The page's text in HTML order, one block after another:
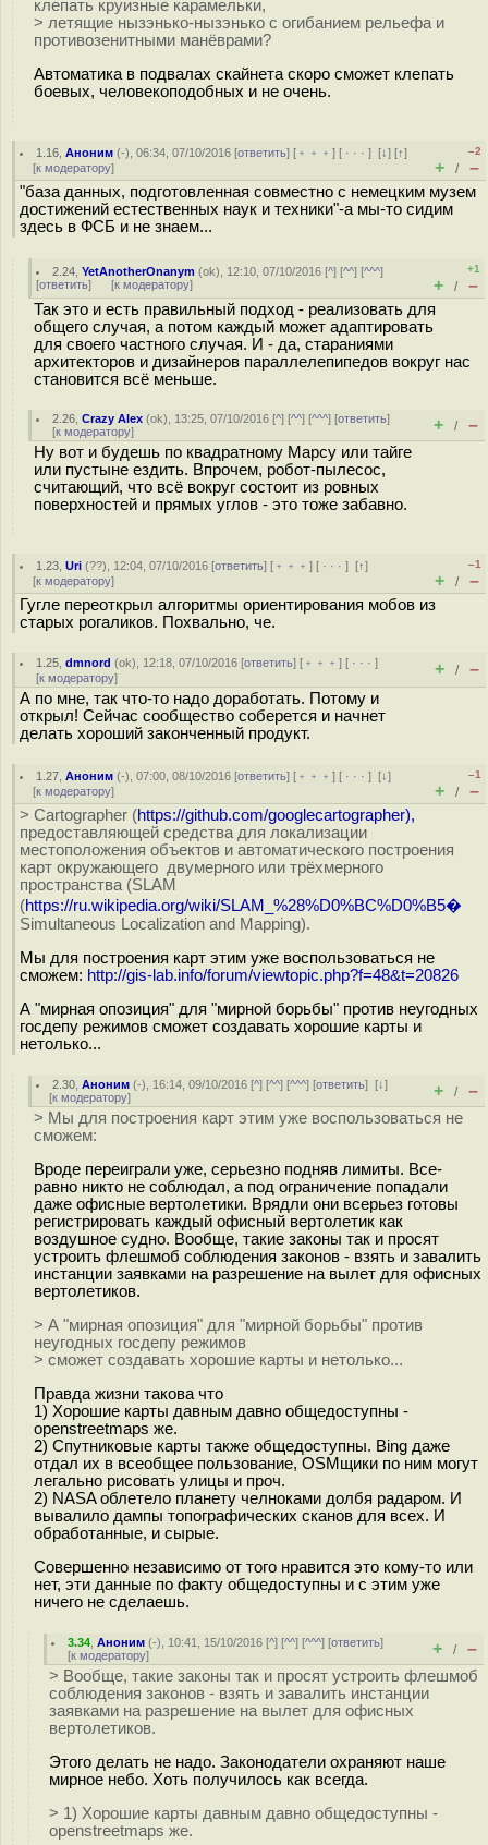
клепать круизные карамельки,
> летящие нызэнько-нызэнько с огибанием рельефа и
противозенитными манёврами?
Автоматика в подвалах скайнета скоро сможет клепать
боевых, человекоподобных и не очень.
1.16 ,Аноним (-), 06:34, 07/10/2016 [ответить] [ ﹢﹢﹢] [ · · ·][↓] [↑]
[к модератору]
–2
+ / –
"база данных, подготовленная совместно с немецким музем
достижений естественных наук и техники"-а мы-то сидим
здесь в ФСБ и не знаем...
2.24 ,YetAnotherOnanym (ok), 12:10, 07/10/2016 [^] [^^] [^^^]
[ответить] [к модератору]
+1
+ / –
Так это и есть правильный подход - реализовать для
общего случая, а потом каждый может адаптировать
для своего частного случая. И - да, стараниями
архитекторов и дизайнеров параллелепипедов вокруг нас
становится всё меньше.
2.26 ,Crazy Alex (ok), 13:25, 07/10/2016 [^] [^^] [^^^] [ответить]
[к модератору] + / –
Ну вот и будешь по квадратному Марсу или тайге
или пустыне ездить. Впрочем, робот-пылесос,
считающий, что всё вокруг состоит из ровных
поверхностей и прямых углов - это тоже забавно.
1.23 ,Uri (??), 12:04, 07/10/2016 [ответить] [ ﹢﹢﹢] [ · · ·][↑]
[к модератору]
–1
+ / –
Гугле переоткрыл алгоритмы ориентирования мобов из
старых рогаликов. Похвально, че.
1.25 ,dmnord (ok), 12:18, 07/10/2016 [ответить] [ ﹢﹢﹢] [ · · ·]
[к модератору] + / –
А по мне, так что-то надо доработать. Потому и
открыл! Сейчас сообщество соберется и начнет
делать хороший законченный продукт.
1.27 ,Аноним (-), 07:00, 08/10/2016 [ответить] [ ﹢﹢﹢] [ · · ·][↓]
[к модератору]
–1
+ / –
> Cartographer (https://github.com/googlecartographer),
предоставляющей средства для локализации
местоположения объектов и автоматического построения
карт окружающего двумерного или трёхмерного
пространства (SLAM
(https://ru.wikipedia.org/wiki/SLAM_%28%D0%BC%D0%B5�
Simultaneous Localization and Mapping).
Мы для построения карт этим уже воспользоваться не
сможем: http://gis-lab.info/forum/viewtopic.php?f=48&t=20826
А "мирная опозиция" для "мирной борьбы" против неугодных
госдепу режимов сможет создавать хорошие карты и
нетолько...
2.30 ,Аноним (-), 16:14, 09/10/2016 [^] [^^] [^^^] [ответить][↓]
[к модератору] + / –
> Мы для построения карт этим уже воспользоваться не
сможем:
Вроде переиграли уже, серьезно подняв лимиты. Все-
равно никто не соблюдал, а под ограничение попадали
даже офисные вертолетики. Врядли они всерьез готовы
регистрировать каждый офисный вертолетик как
воздушное судно. Вообще, такие законы так и просят
устроить флешмоб соблюдения законов - взять и завалить
инстанции заявками на разрешение на вылет для офисных
вертолетиков.
> А "мирная опозиция" для "мирной борьбы" против
неугодных госдепу режимов
> сможет создавать хорошие карты и нетолько...
Правда жизни такова что
1) Хорошие карты давным давно общедоступны -
openstreetmaps же.
2) Спутниковые карты также общедоступны. Bing даже
отдал их в всеобщее пользование, OSMщики по ним могут
легально рисовать улицы и проч.
2) NASA облетело планету челноками долбя радаром. И
вывалило дампы топографических сканов для всех. И
обработанные, и сырые.
Совершенно независимо от того нравится это кому-то или
нет, эти данные по факту общедоступны и с этим уже
ничего не сделаешь.
3.34 ,Аноним (-), 10:41, 15/10/2016 [^] [^^] [^^^] [ответить]
[к модератору] + / –
> Вообще, такие законы так и просят устроить флешмоб
соблюдения законов - взять и завалить инстанции
заявками на разрешение на вылет для офисных
вертолетиков.
Этого делать не надо. Законодатели охраняют наше
мирное небо. Хоть получилось как всегда.
> 1) Хорошие карты давным давно общедоступны -
openstreetmaps же.